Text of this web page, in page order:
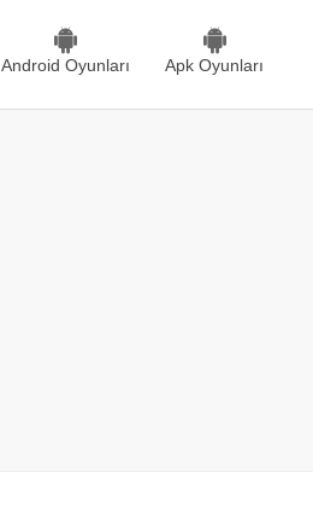
Android Oyunları Apk Oyunları